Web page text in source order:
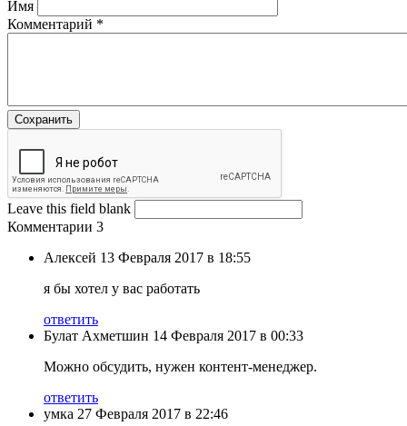
Имя
Комментарий *
Leave this field blank
Комментарии 3
Алексей 13 Февраля 2017 в 18:55
я бы хотел у вас работать
ответить
Булат Ахметшин 14 Февраля 2017 в 00:33
Можно обсудить, нужен контент-менеджер.
ответить
умка 27 Февраля 2017 в 22:46